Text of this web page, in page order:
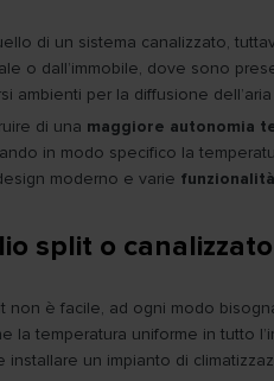
di un sistema canalizzato,
o dall’immobile, dove sono
per la diffusione
di una maggiore autonomia
in modo specifico la
moderno e varie
split o canalizzato
non è facile, ad ogni modo
la temperatura uniforme in tutto
un impianto di